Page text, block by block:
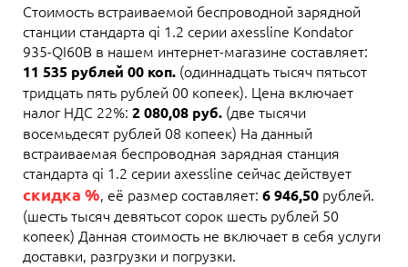
Стоимость встраиваемой беспроводной зарядной
станции стандарта qi 1.2 серии axessline Kondator
935-QI60B в нашем интернет-магазине составляет:
11 535 рублей 00 коп. (одиннадцать тысяч пятьсот
тридцать пять рублей 00 копеек). Цена включает
налог НДС 22%: 2 080,08 руб. (две тысячи
восемьдесят рублей 08 копеек) На данный
встраиваемая беспроводная зарядная станция
стандарта qi 1.2 серии axessline сейчас действует
скидка %, её размер составляет: 6 946,50 рублей.
(шесть тысяч девятьсот сорок шесть рублей 50
копеек) Данная стоимость не включает в себя услуги
доставки, разгрузки и погрузки.